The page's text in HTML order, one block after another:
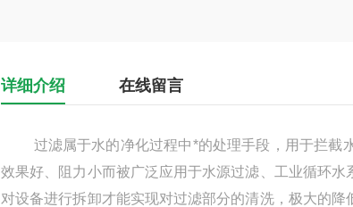
详细介绍 在线留言
过滤属于水的净化过程中*的处理手段，用于拦截水
效果好、阻力小而被广泛应用于水源过滤、工业循环
对设备进行拆卸才能实现对过滤部分的清洗，极大的